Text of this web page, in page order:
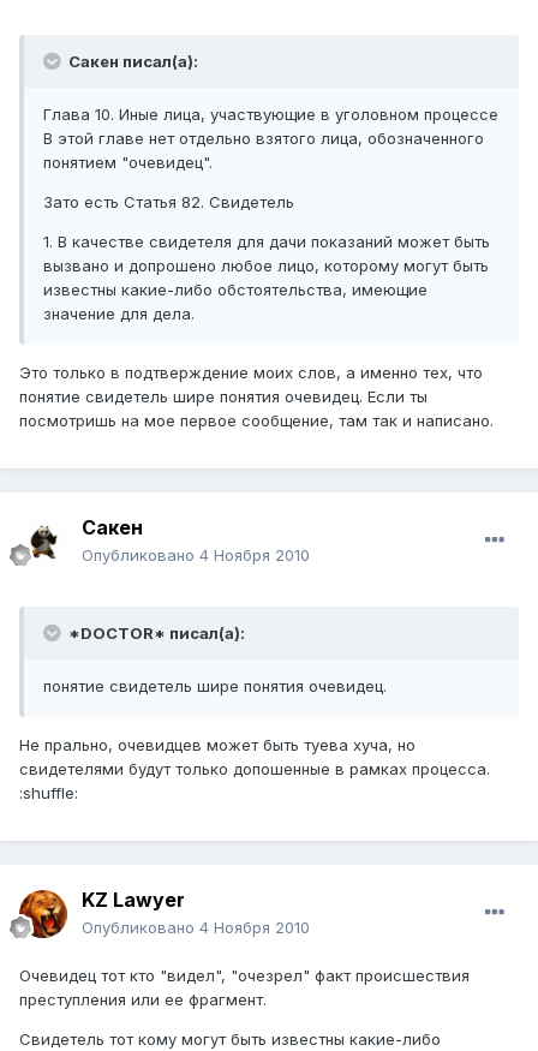
Сакен писал(а):
Глава 10. Иные лица, участвующие в уголовном процессе
В этой главе нет отдельно взятого лица, обозначенного
понятием "очевидец".
Зато есть Статья 82. Свидетель
1. В качестве свидетеля для дачи показаний может быть
вызвано и допрошено любое лицо, которому могут быть
известны какие-либо обстоятельства, имеющие
значение для дела.
Это только в подтверждение моих слов, а именно тех, что
понятие свидетель шире понятия очевидец. Если ты
посмотришь на мое первое сообщение, там так и написано.
Сакен
Опубликовано 4 Ноября 2010
*DOCTOR* писал(а):
понятие свидетель шире понятия очевидец.
Не прально, очевидцев может быть туева хуча, но
свидетелями будут только допошенные в рамках процесса.
:shuffle:
KZ Lawyer
Опубликовано 4 Ноября 2010
Очевидец тот кто "видел", "очезрел" факт происшествия
преступления или ее фрагмент.
Свидетель тот кому могут быть известны какие-либо